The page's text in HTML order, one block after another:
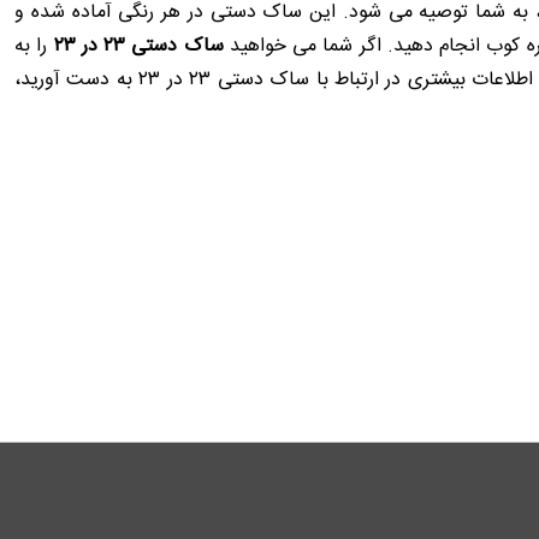
بوده و به نوع انتخاب شما بستگی دارد. ساک دستی ۲۳ در ۲۳ با جنس کاغذ گلاسه که وزن ۲۵۰ گرمی دارد، به شما توصیه می ‌شود. این ساک دستی در هر رنگی آماده شده و
کوب انجام دهید. اگر شما می‌ خواهیدساک دستی ۲۳ در ۲۳
را به
صورت اختصاصی طراحی کنید، باید از قالب‌ های اختصاصی استفاده کنید. انتخاب تیراژ کار توسط شما اهمیت زیادی دارد. اگر می‌ خواهید اطلاعات بیشتری در ارتباط با ساک دستی ۲۳ در ۲۳ به دست آورید،
کاغذی چاپ کنید و یا نوع پارچه ای از آن را لازم دارید.